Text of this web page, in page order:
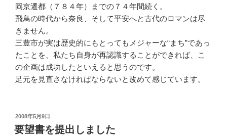
岡京遷都（７８４年）までの７４年間続く。
飛鳥の時代から奈良、そして平安へと古代のロマンは尽
きません。
三豊市が実は歴史的にもとってもメジャーな“まち”であっ
たことを、私たち自身が再認識することができれば、こ
の企画は成功したといえると思うのです。
足元を見直さなければならないと改めて感じています。
投
稿
日:
2008年5月9日
要望書を提出しました